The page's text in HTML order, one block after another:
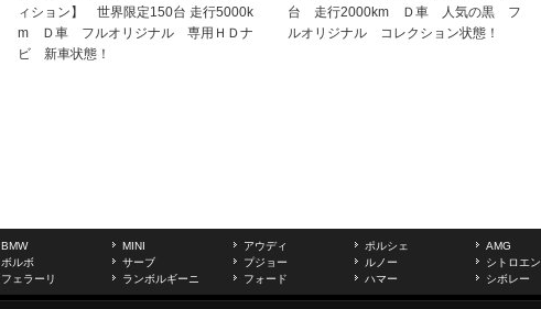
ィション】 世界限定150台 走行5000k
m Ｄ車 フルオリジナル 専用ＨＤナ
ビ 新車状態！
台 走行2000km Ｄ車 人気の黒 フ
ルオリジナル コレクション状態！
BMW MINI アウディ ポルシェ AMG
ボルボ サーブ プジョー ルノー シトロエン
フェラーリ ランボルギーニ フォード ハマー シボレー